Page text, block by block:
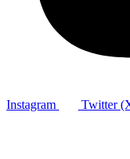
Instagram Twitter